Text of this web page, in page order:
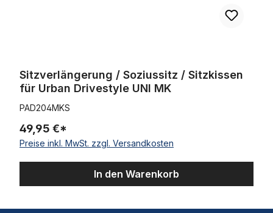
Sitzverlängerung / Soziussitz / Sitzkissen
für Urban Drivestyle UNI MK
PAD204MKS
49,95 €*
Preise inkl. MwSt. zzgl. Versandkosten
In den Warenkorb